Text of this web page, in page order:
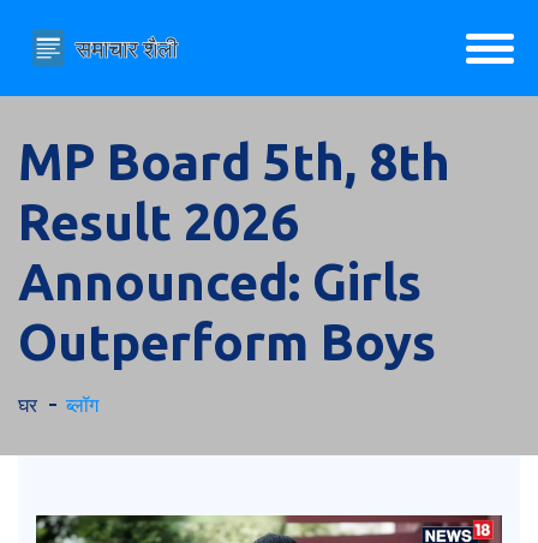
MP Board 5th, 8th
Result 2026
Announced: Girls
Outperform Boys
घर ब्लॉग